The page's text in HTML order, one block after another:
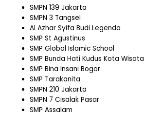
SMPN 139 Jakarta
SMPN 3 Tangsel
Al Azhar Syifa Budi Legenda
SMP St Agustinus
SMP Global Islamic School
SMP Bunda Hati Kudus Kota Wisata
SMP Bina Insani Bogor
SMP Tarakanita
SMPN 210 Jakarta
SMPN 7 Cisalak Pasar
SMP Assalam